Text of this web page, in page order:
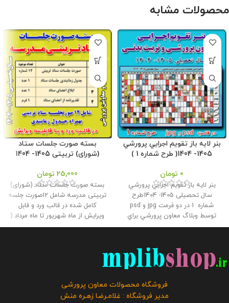
محصولات مشابه
بنر لايه باز تقويم اجرايي پرورشي
1405- 1404( طرح شماره 1 )
0 تومان
بنر لايه باز تقويم اجرايي پرورشي
سال تحصیلی 1405- 1404طرح
شماره 1 در دو فرمت jpg و psd
توسط وبلاگ معاون پرورشي براي
استفاده همكاران طراحي و بارگذاري
مگابايت حجم فايل عكس : 21
مگابايتاین محصول مختص
فروشگاه معاون پرورشی می باشد و
سایت های دیگر بدون اجازه ما در
حال استفاده هستند و مورد رضایت ما
بسته صورت جلسات ستاد
(شورای) تربیتی 1405- 1404
25,000 تومان
بسته صورت جلسات ستاد (شورای)
تربیتی مدرسه شامل 12صورت جلسه
کامل شده در قالب ورد و قابل
ویرایش از ماه شهریور تا ماه مرداد (
سال تحصیلی 1405- 1404) می باشد
معاون پرورشی آماده گردید . همراه با
مگابایتاین محصول مختص
فروشگاه محصولات معاون پرورشی
مدیر فروشگاه : غلامـرضا زهـره منش